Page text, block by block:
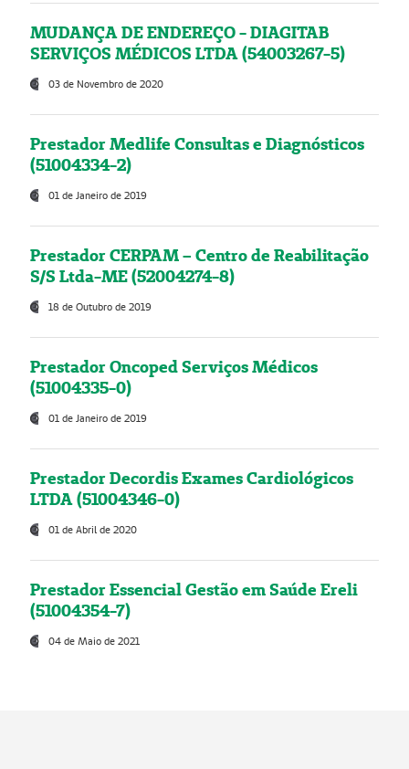
MUDANÇA DE ENDEREÇO - DIAGITAB
SERVIÇOS MÉDICOS LTDA (54003267-5)
03 de Novembro de 2020
Prestador Medlife Consultas e Diagnósticos
(51004334-2)
01 de Janeiro de 2019
Prestador CERPAM – Centro de Reabilitação
S/S Ltda-ME (52004274-8)
18 de Outubro de 2019
Prestador Oncoped Serviços Médicos
(51004335-0)
01 de Janeiro de 2019
Prestador Decordis Exames Cardiológicos
LTDA (51004346-0)
01 de Abril de 2020
Prestador Essencial Gestão em Saúde Ereli
(51004354-7)
04 de Maio de 2021